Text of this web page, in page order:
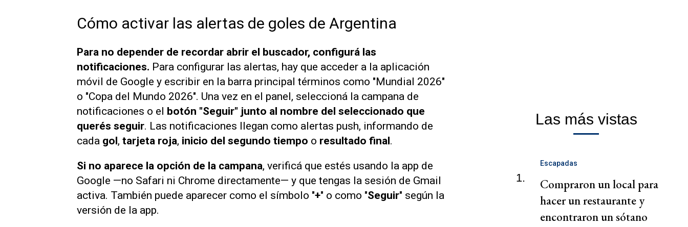
Cómo activar las alertas de goles de Argentina
Para no depender de recordar abrir el buscador, configurá las
notificaciones. Para configurar las alertas, hay que acceder a la aplicación
móvil de Google y escribir en la barra principal términos como "Mundial 2026"
o "Copa del Mundo 2026". Una vez en el panel, seleccioná la campana de
notificaciones o el botón "Seguir" junto al nombre del seleccionado que
querés seguir. Las notificaciones llegan como alertas push, informando de
cada gol, tarjeta roja, inicio del segundo tiempo o resultado final.
Si no aparece la opción de la campana, verificá que estés usando la app de
Google —no Safari ni Chrome directamente— y que tengas la sesión de Gmail
activa. También puede aparecer como el símbolo "+" o como "Seguir" según la
versión de la app.
Las más vistas
1.
Escapadas
Compraron un local para
hacer un restaurante y
encontraron un sótano